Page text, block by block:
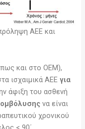
ΑΕΕ και
και στο ΟΕΜ),
ισχαιμικά ΑΕΕ για
άφιξη του ασθενή
να είναι
χρονικού